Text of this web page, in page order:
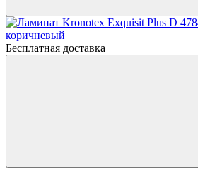
Бесплатная доставка